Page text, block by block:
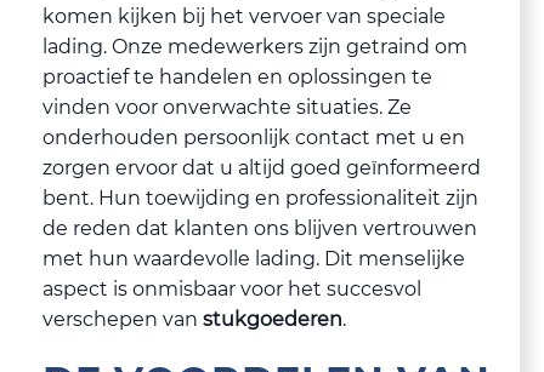
komen kijken bij het vervoer van speciale
lading. Onze medewerkers zijn getraind om
proactief te handelen en oplossingen te
vinden voor onverwachte situaties. Ze
onderhouden persoonlijk contact met u en
zorgen ervoor dat u altijd goed geïnformeerd
bent. Hun toewijding en professionaliteit zijn
de reden dat klanten ons blijven vertrouwen
met hun waardevolle lading. Dit menselijke
aspect is onmisbaar voor het succesvol
verschepen van stukgoederen.